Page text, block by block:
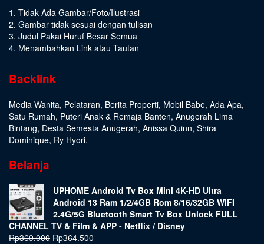
1. Tidak Ada Gambar/Foto/Ilustrasi
2. Gambar tidak sesuai dengan tulisan
3. Judul Pakai Huruf Besar Semua
4. Menambahkan Link atau Tautan
Backlink
Media Wanita, Pelataran, Berita Properti, Mobil Babe, Ada Apa,
Satu Rumah, Puteri Anak & Remaja Banten, Anugerah Lima
Bintang, Desta Semesta Anugerah, Anissa Quinn, Shira
Dominique, Ry Hyori,
Belanja
UPHOME Android Tv Box Mini 4K-HD Ultra
Android 13 Ram 1/2/4GB Rom 8/16/32GB WIFI
2.4G/5G Bluetooth Smart Tv Box Unlock FULL
CHANNEL TV & Film & APP - Netflix / Disney
Rp369.000 Rp364.500